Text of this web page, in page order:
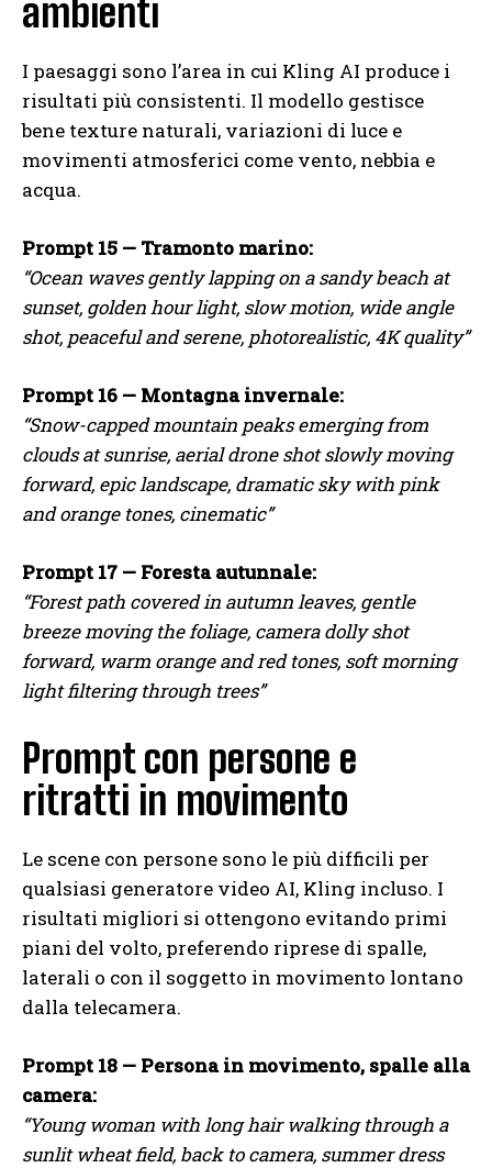
ambienti
I paesaggi sono l’area in cui Kling AI produce i
risultati più consistenti. Il modello gestisce
bene texture naturali, variazioni di luce e
movimenti atmosferici come vento, nebbia e
acqua.
Prompt 15 — Tramonto marino:
“Ocean waves gently lapping on a sandy beach at
sunset, golden hour light, slow motion, wide angle
shot, peaceful and serene, photorealistic, 4K quality”
Prompt 16 — Montagna invernale:
“Snow-capped mountain peaks emerging from
clouds at sunrise, aerial drone shot slowly moving
forward, epic landscape, dramatic sky with pink
and orange tones, cinematic”
Prompt 17 — Foresta autunnale:
“Forest path covered in autumn leaves, gentle
breeze moving the foliage, camera dolly shot
forward, warm orange and red tones, soft morning
light filtering through trees”
Prompt con persone e
ritratti in movimento
Le scene con persone sono le più difficili per
qualsiasi generatore video AI, Kling incluso. I
risultati migliori si ottengono evitando primi
piani del volto, preferendo riprese di spalle,
laterali o con il soggetto in movimento lontano
dalla telecamera.
Prompt 18 — Persona in movimento, spalle alla
camera:
“Young woman with long hair walking through a
sunlit wheat field, back to camera, summer dress